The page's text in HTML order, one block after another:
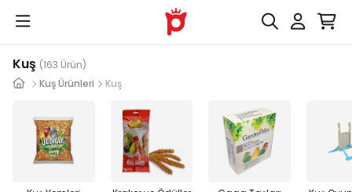
Kuş (163 Ürün)
Kuş Ürünleri
Kuş